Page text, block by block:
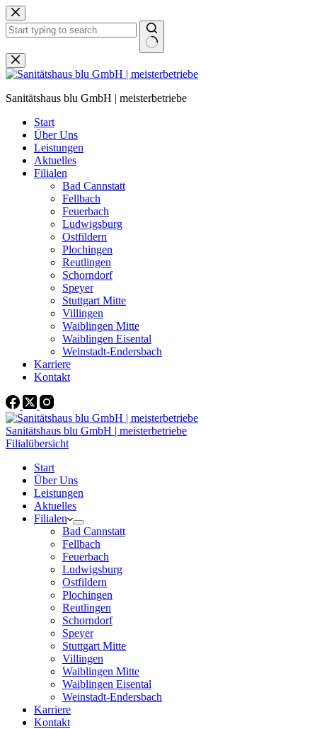
Zum
Inhalt
springen
Keine
Ergebnisse
Sanitätshaus blu GmbH | meisterbetriebe
Start
Über Uns
Leistungen
Aktuelles
Filialen
Bad Cannstatt
Fellbach
Feuerbach
Ludwigsburg
Ostfildern
Plochingen
Reutlingen
Schorndorf
Speyer
Stuttgart Mitte
Villingen
Waiblingen Mitte
Waiblingen Eisental
Weinstadt-Endersbach
Karriere
Kontakt
Sanitätshaus blu GmbH | meisterbetriebe
Filialübersicht
Start
Über Uns
Leistungen
Aktuelles
Filialen
Bad Cannstatt
Fellbach
Feuerbach
Ludwigsburg
Ostfildern
Plochingen
Reutlingen
Schorndorf
Speyer
Stuttgart Mitte
Villingen
Waiblingen Mitte
Waiblingen Eisental
Weinstadt-Endersbach
Karriere
Kontakt